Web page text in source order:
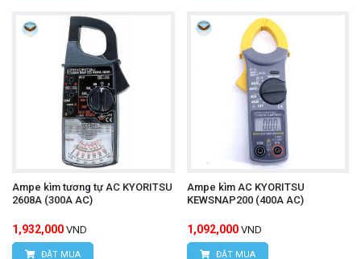
Ampe kìm tương tự AC KYORITSU
2608A (300A AC)
1,932,000 VND
ĐẶT MUA
Ampe kìm AC KYORITSU
KEWSNAP200 (400A AC)
1,092,000 VND
ĐẶT MUA